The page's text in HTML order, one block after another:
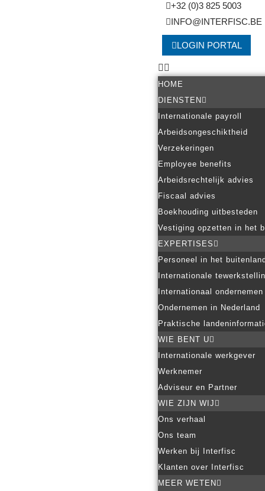
+32 (0)3 825 5003
INFO@INTERFISC.BE
LOGIN PORTAL
HOME
DIENSTEN
Internationale payroll
Arbeidsongeschiktheid
Verzekeringen
Employee benefits
Arbeidsrechtelijk advies
Fiscaal advies
Boekhouding uitbesteden
Vestiging opzetten in het
EXPERTISES
Personeel in het buitenland
Internationale
Internationaal ondernemen
Ondernemen in Nederland
Praktische
WIE BENT U
Internationale werkgever
Werknemer
Adviseur en Partner
WIE ZIJN WIJ
Ons verhaal
Ons team
Werken bij Interfisc
Klanten over Interfisc
MEER WETEN